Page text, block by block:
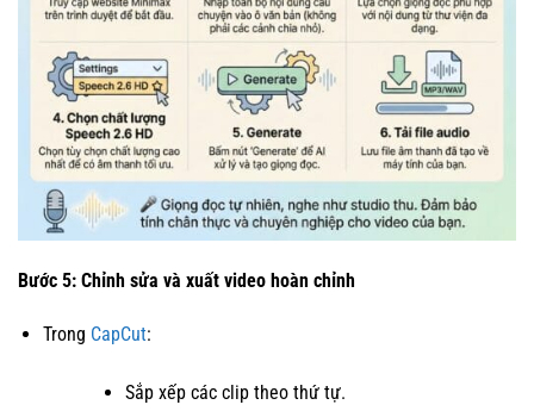
Bước 5: Chỉnh sửa và xuất video hoàn chỉnh
Trong CapCut:
Sắp xếp các clip theo thứ tự.